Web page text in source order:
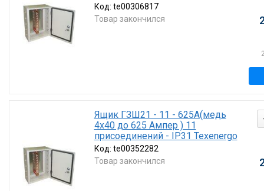
Код: te00306817
Товар закончился
Ящик ГЗШ21 - 11 - 625А(медь
4х40 до 625 Ампер ) 11
присоединений - IP31 Texenergo
Код: te00352282
Товар закончился